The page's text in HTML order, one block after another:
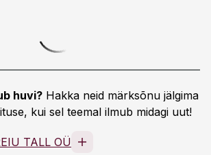
huvi? Hakka neid märksõnu jälgima
kui sel teemal ilmub midagi uut!
TALL OÜ